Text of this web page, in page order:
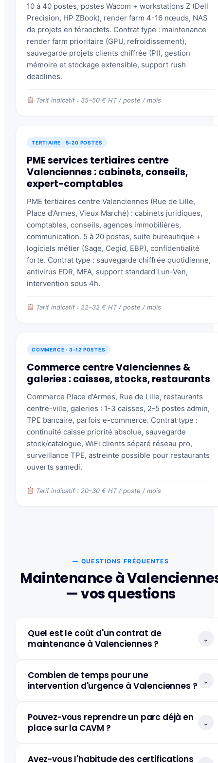
10 à 40 postes, postes Wacom + workstations Z (Dell
Precision, HP ZBook), render farm 4-16 nœuds, NAS
de projets en téraoctets. Contrat type : maintenance
render farm prioritaire (GPU, refroidissement),
sauvegarde projets clients chiffrée (PI), gestion
mémoire et stockage extensible, support rush
deadlines.
Tarif indicatif : 35–50 € HT / poste / mois
TERTIAIRE · 5–20 POSTES
PME services tertiaires centre
Valenciennes : cabinets, conseils,
expert-comptables
PME tertiaires centre Valenciennes (Rue de Lille,
Place d'Armes, Vieux Marché) : cabinets juridiques,
comptables, conseils, agences immobilières,
communication. 5 à 20 postes, suite bureautique +
logiciels métier (Sage, Cegid, EBP), confidentialité
forte. Contrat type : sauvegarde chiffrée quotidienne,
antivirus EDR, MFA, support standard Lun-Ven,
intervention sous 4h.
Tarif indicatif : 22–32 € HT / poste / mois
COMMERCE · 3–12 POSTES
Commerce centre Valenciennes &
galeries : caisses, stocks, restaurants
Commerce Place d'Armes, Rue de Lille, restaurants
centre-ville, galeries : 1-3 caisses, 2-5 postes admin,
TPE bancaire, parfois e-commerce. Contrat type :
continuité caisse priorité absolue, sauvegarde
stock/catalogue, WiFi clients séparé réseau pro,
surveillance TPE, astreinte possible pour restaurants
ouverts samedi.
Tarif indicatif : 20–30 € HT / poste / mois
— QUESTIONS FRÉQUENTES
Maintenance à
— vos questions
Quel est le coût d'un contrat de
maintenance à Valenciennes ?
⌄
Combien de temps pour une
intervention d'urgence à Valenciennes ?
⌄
Pouvez-vous reprendre un parc déjà en
place sur la CAVM ?
⌄
Avez-vous l'habitude des certifications